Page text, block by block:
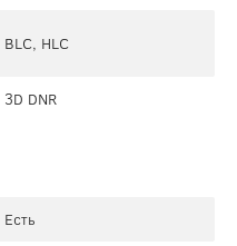
BLC, HLC
3D DNR
Есть